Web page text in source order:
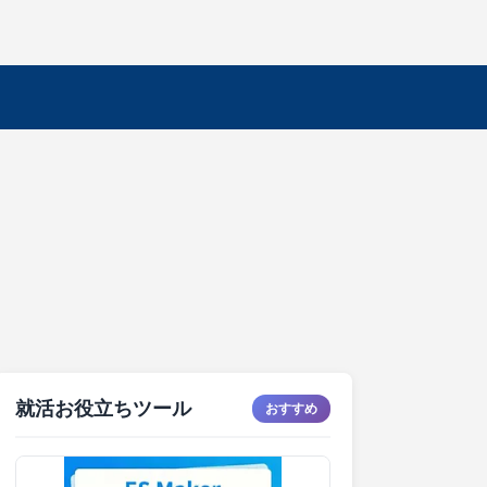
就活お役立ちツール おすすめ